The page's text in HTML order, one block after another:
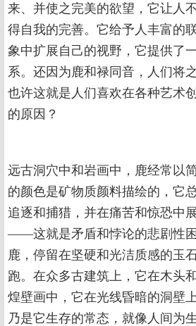
来、并使之完美的欲望，它让人
得自我的完善。它给予人丰富的
象中扩展自己的视野，它提供了
系。还因为鹿和禄同音，人们将
也许这就是人们喜欢在各种艺术
的原因？
远古洞穴中和岩画中，鹿经常以
的颜色是矿物质颜料描绘的，它
追逐和捕猎，并在痛苦和惊恐中
——这就是矛盾和悖论的悲剧性
鹿，停留在坚硬和光洁质感的玉
跑。在众多古建筑上，它在木头
煌壁画中，它在光线昏暗的洞壁
乃是它生存的常态，就像人间为